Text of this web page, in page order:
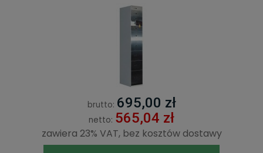
brutto: 695,00 zł
netto: 565,04 zł
zawiera 23% VAT, bez kosztów dostawy